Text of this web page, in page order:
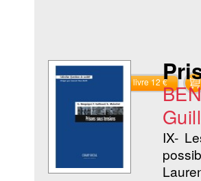
Commander le livre 12 €
IX-